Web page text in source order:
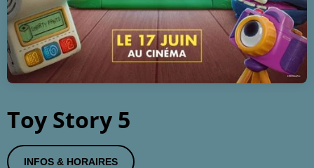
Toy Story 5
INFOS & HORAIRES